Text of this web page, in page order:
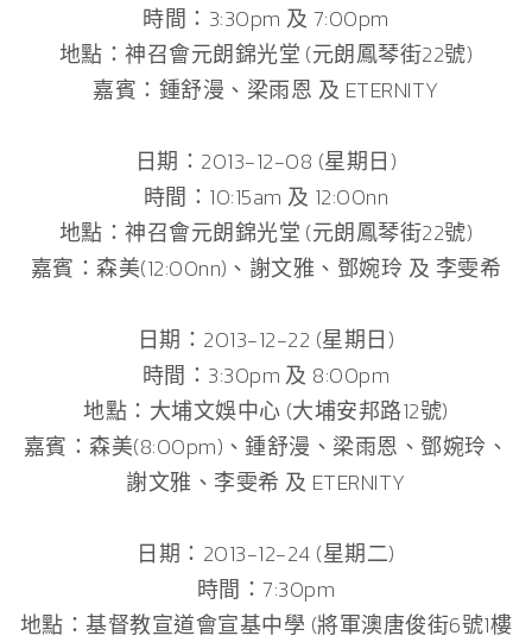
時間：3:30pm 及 7:00pm
地點：神召會元朗錦光堂 (元朗鳳琴街22號)
嘉賓：鍾舒漫、梁雨恩 及 ETERNITY
日期：2013-12-08 (星期日)
時間：10:15am 及 12:00nn
地點：神召會元朗錦光堂 (元朗鳳琴街22號)
嘉賓：森美(12:00nn)、謝文雅、鄧婉玲 及 李雯希
日期：2013-12-22 (星期日)
時間：3:30pm 及 8:00pm
地點：大埔文娛中心 (大埔安邦路12號)
嘉賓：森美(8:00pm)、鍾舒漫、梁雨恩、鄧婉玲、
謝文雅、李雯希 及 ETERNITY
日期：2013-12-24 (星期二)
時間：7:30pm
地點：基督教宣道會宣基中學 (將軍澳唐俊街6號1樓